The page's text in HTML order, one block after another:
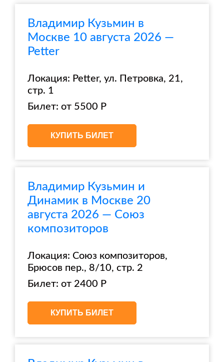
Владимир Кузьмин в
Москве 10 августа 2026 —
Petter
Локация: Petter, ул. Петровка, 21,
стр. 1
Билет: от 5500 Р
КУПИТЬ БИЛЕТ
Владимир Кузьмин и
Динамик в Москве 20
августа 2026 — Союз
композиторов
Локация: Союз композиторов,
Брюсов пер., 8/10, стр. 2
Билет: от 2400 Р
КУПИТЬ БИЛЕТ